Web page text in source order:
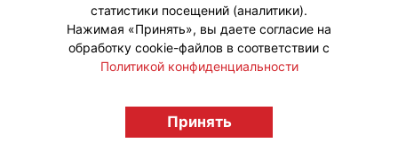
licensingrussia.ru, 2009-2026 12+
статистики посещений (аналитики).
Нажимая «Принять», вы даете согласие на
обработку cookie-файлов в соответствии с
Политикой конфиденциальности
Принять